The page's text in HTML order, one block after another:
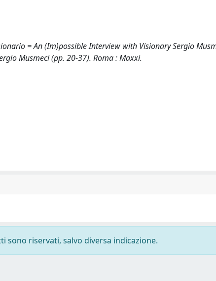
= An (Im)possible Interview with Visionary Sergio
Musmeci (pp. 20-37). Roma : Maxxi.
riservati, salvo diversa indicazione.